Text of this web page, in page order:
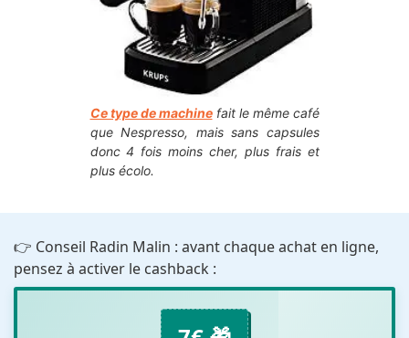
Ce type de machinefait le même café
que Nespresso, mais sans capsules
donc 4 fois moins cher, plus frais et
plus écolo.
👉 Conseil Radin Malin : avant chaque achat en ligne,
pensez à activer le cashback :